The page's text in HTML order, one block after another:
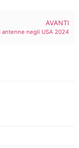
AVANTI
negli USA 2024